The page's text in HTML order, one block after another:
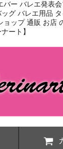
ー バレエ発表
グ バレエ用品
ョップ 通販 お店
ート】